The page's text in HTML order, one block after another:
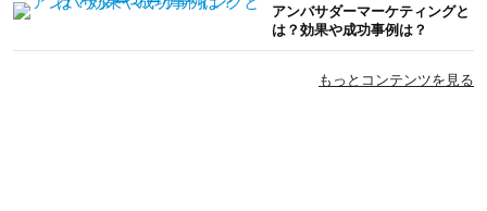
アンバサダーマーケティングと
は？効果や成功事例は？
もっとコンテンツを見る